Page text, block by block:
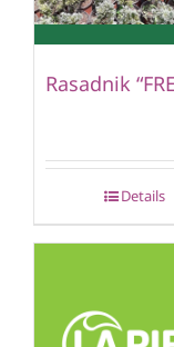
Rasadnik
Details